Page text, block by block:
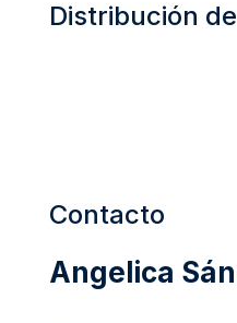
Distribución
Contacto
Angelica